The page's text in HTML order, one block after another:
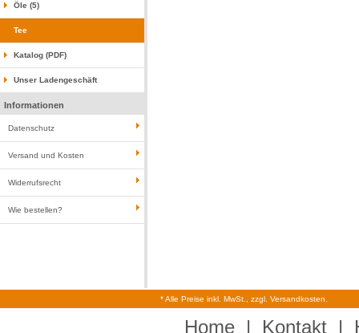
Öle (5)
Tee
Katalog (PDF)
Unser Ladengeschäft
Informationen
Datenschutz
Versand und Kosten
Widerrufsrecht
Wie bestellen?
* Alle Preise inkl. MwSt., zzgl. Versandkosten.
Home | Kontakt |